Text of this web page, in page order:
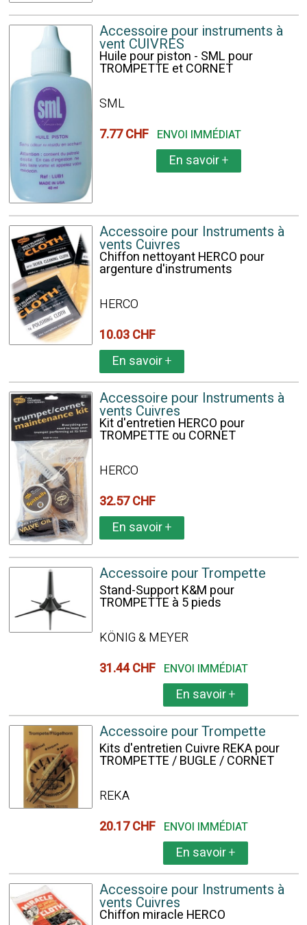
Accessoire pour instruments à
vent CUIVRES
Huile pour piston - SML pour
TROMPETTE et CORNET
SML
7.77 CHF ENVOI IMMÉDIAT
En savoir+
Accessoire pour Instruments à
vents Cuivres
Chiffon nettoyant HERCO pour
argenture d'instruments
HERCO
10.03 CHF
En savoir+
Accessoire pour Instruments à
vents Cuivres
Kit d'entretien HERCO pour
TROMPETTE ou CORNET
HERCO
32.57 CHF
En savoir+
Accessoire pour Trompette
Stand-Support K&M pour
TROMPETTE à 5 pieds
KÖNIG & MEYER
31.44 CHF ENVOI IMMÉDIAT
En savoir+
Accessoire pour Trompette
Kits d'entretien Cuivre REKA pour
TROMPETTE / BUGLE / CORNET
REKA
20.17 CHF ENVOI IMMÉDIAT
En savoir+
Accessoire pour Instruments à
vents Cuivres
Chiffon miracle HERCO